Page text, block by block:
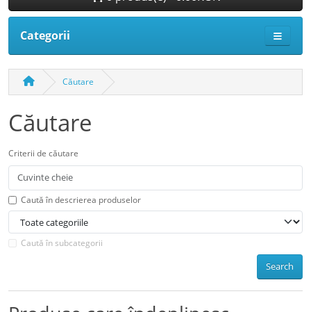
Categorii
Căutare
Căutare
Criterii de căutare
Caută în descrierea produselor
Caută în subcategorii
Search